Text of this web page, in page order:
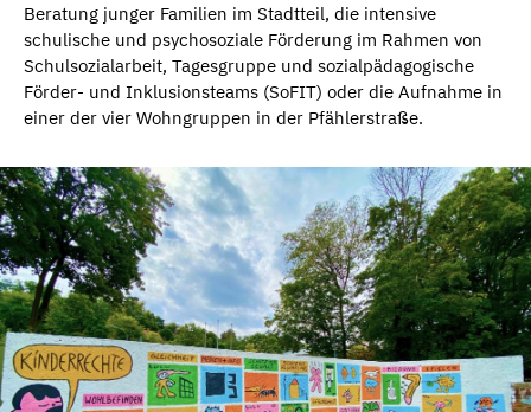
Beratung junger Familien im Stadtteil, die intensive
schulische und psychosoziale Förderung im Rahmen von
Schulsozialarbeit, Tagesgruppe und sozialpädagogische
Förder- und Inklusionsteams (SoFIT) oder die Aufnahme in
einer der vier Wohngruppen in der Pfählerstraße.